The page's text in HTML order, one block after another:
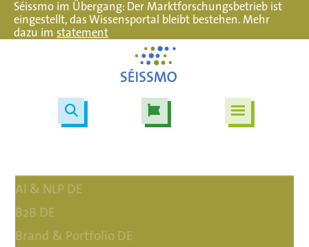
Séissmo im Übergang: Der Marktforschungsbetrieb ist
eingestellt, das Wissensportal bleibt bestehen. Mehr
dazu im statement
AI & NLP DE
B2B DE
Brand & Portfolio DE